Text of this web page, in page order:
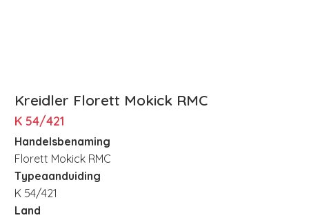
Kreidler Florett Mokick RMC
K 54/421
Handelsbenaming
Florett Mokick RMC
Typeaanduiding
K 54/421
Land